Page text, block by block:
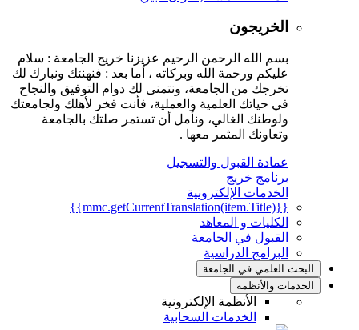
الخريجون
بسم الله الرحمن الرحيم عزيزنا خريج الجامعة : سلام
عليكم ورحمة الله وبركاته ، أما بعد : فنهنئك ونبارك لك
تخرجك من الجامعة، ونتمنى لك دوام التوفيق والنجاح
في حياتك العلمية والعملية، فأنت فخر لأهلك ولجامعتك
ولوطنك الغالي، ونأمل أن تستمر صلتك بالجامعة
وتعاونك المثمر معها .
عمادة القبول والتسجيل
برنامج خريج
الخدمات الإلكترونية
{{mmc.getCurrentTranslation(item.Title)}}
الكليات و المعاهد
القبول في الجامعة
البرامج الدراسية
البحث العلمي في الجامعة
الخدمات والأنظمة
الأنظمة الإلكترونية
الخدمات السحابية